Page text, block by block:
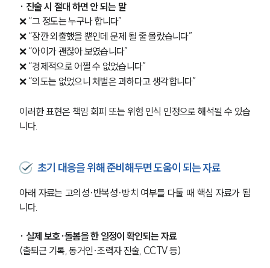
· 진술 시 절대 하면 안 되는 말
❌ “그 정도는 누구나 합니다”
❌ “잠깐 외출했을 뿐인데 문제 될 줄 몰랐습니다”
❌ “아이가 괜찮아 보였습니다”
❌ “경제적으로 어쩔 수 없었습니다”
❌ “의도는 없었으니 처벌은 과하다고 생각합니다”
이러한 표현은 책임 회피 또는 위험 인식 인정으로 해석될 수 있습
니다.
초기 대응을 위해 준비해두면 도움이 되는 자료
아래 자료는 고의성·반복성·방치 여부를 다툴 때 핵심 자료가 됩
니다.
· 실제 보호·돌봄을 한 일정이 확인되는 자료
(출퇴근 기록, 동거인·조력자 진술, CCTV 등)